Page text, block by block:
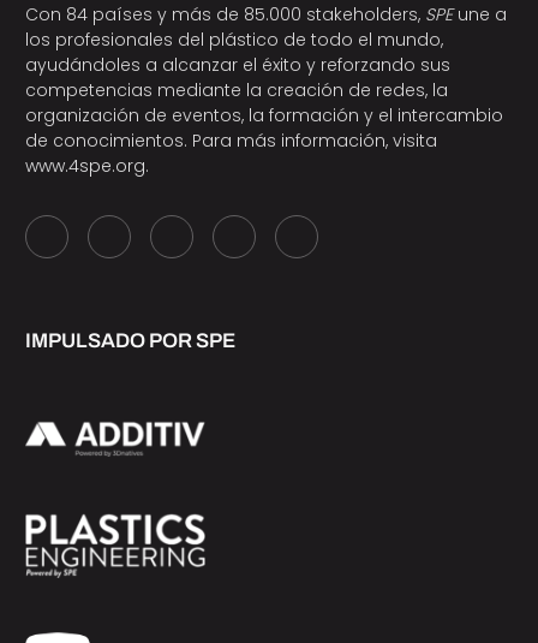
Con 84 países y más de 85.000 stakeholders, SPEune a
los profesionales del plástico de todo el mundo,
ayudándoles a alcanzar el éxito y reforzando sus
competencias mediante la creación de redes, la
organización de eventos, la formación y el intercambio
de conocimientos. Para más información, visita
www.4spe.org.
IMPULSADO POR SPE